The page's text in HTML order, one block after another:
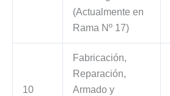
(Actualmente en
Rama Nº 17)
10
Fabricación,
Reparación,
Armado y